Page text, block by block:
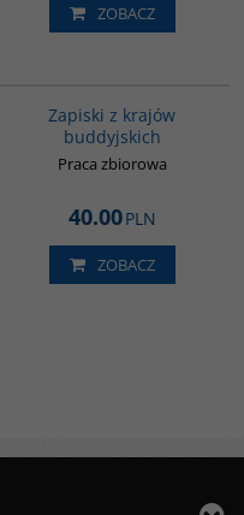
ZOBACZ
Zapiski z krajów
buddyjskich
Praca zbiorowa
40.00PLN
ZOBACZ